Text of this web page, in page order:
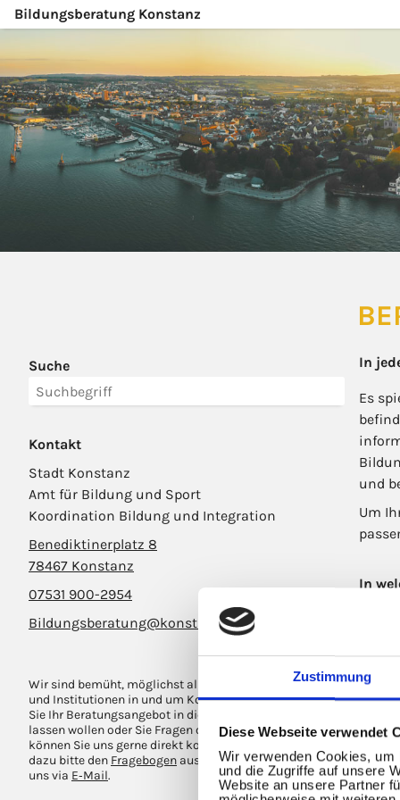
Zustimmung
Diese Webseite verwendet
Wir verwenden Cookies,
und die Zugriffe auf unsere
Website an unsere Partner
Bildungsberatung Konstanz
Suche
Kontakt
Stadt Konstanz
Amt für Bildung und Sport
Koordination Bildung und Integration
Benediktinerplatz 8
78467 Konstanz
07531 900-2954
Bildungsberatung@konstanz.de
Wir sind bemüht, möglichst alle Anbieter, Einrichtungen
und Institutionen in und um Konstanz zu erfassen. Wenn
Sie Ihr Beratungsangebot in die Datenbank aufnehmen
lassen wollen oder Sie Fragen oder Anregungen haben,
können Sie uns gerne direkt kontaktieren. Füllen Sie
dazu bitte den Fragebogen aus und senden diesen an
uns via E‑Mail.
In
Es
und
Um
In